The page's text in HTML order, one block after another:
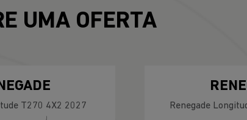
UMA OFERTA
T270 4X2 2027 Renegade